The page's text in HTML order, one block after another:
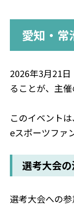
愛知・常
2026年3月21
ることが、主
このイベント
eスポーツファ
選考大会
選考大会への